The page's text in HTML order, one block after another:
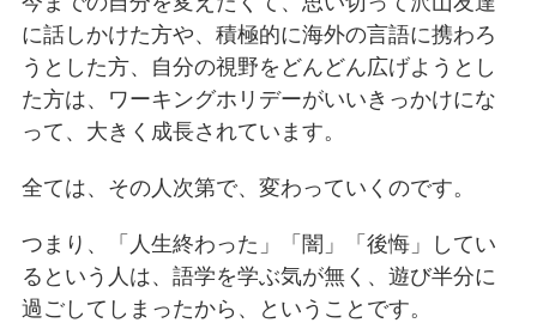
に話しかけた方や、積極的に海外の言語に携わろ
うとした方、自分の視野をどんどん広げようとし
た方は、ワーキングホリデーがいいきっかけにな
って、大きく成長されています。
全ては、その人次第で、変わっていくのです。
つまり、「人生終わった」「闇」「後悔」してい
るという人は、語学を学ぶ気が無く、遊び半分に
過ごしてしまったから、ということです。